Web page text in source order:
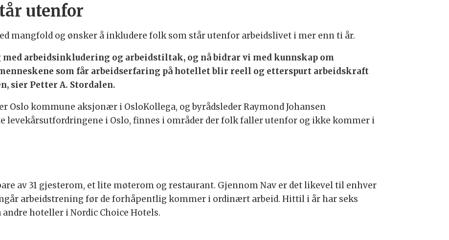
utenfor
mangfold og ønsker å inkludere folk som står utenfor arbeidslivet i mer enn ti år.
arbeidsinkludering og arbeidstiltak, og nå bidrar vi med kunnskap om
som får arbeidserfaring på hotellet blir reell og etterspurt arbeidskraft
sier Petter A. Stordalen.
Oslo kommune aksjonær i OsloKollega, og byrådsleder Raymond Johansen
levekårsutfordringene i Oslo, finnes i områder der folk faller utenfor og ikke kommer i
av 31 gjesterom, et lite møterom og restaurant. Gjennom Nav er det likevel til enhver
arbeidstrening før de forhåpentlig kommer i ordinært arbeid. Hittil i år har seks
hoteller i Nordic Choice Hotels.